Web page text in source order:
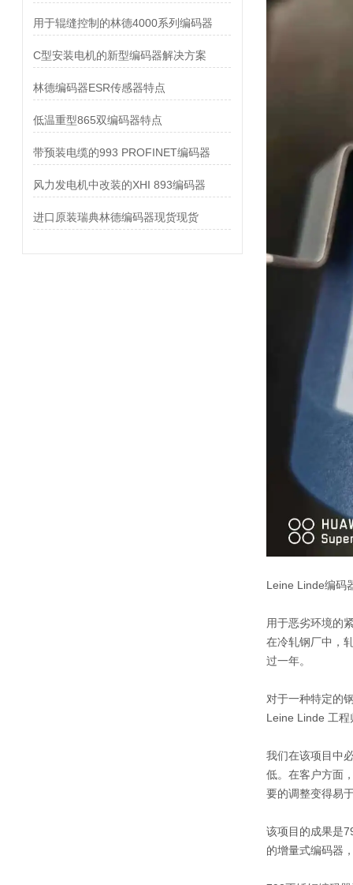
用于辊缝控制的林德4000系列编码器
C型安装电机的新型编码器解决方案
林德编码器ESR传感器特点
低温重型865双编码器特点
带预装电缆的993 PROFINET编码器
风力发电机中改装的XHI 893编码器
进口原装瑞典林德编码器现货现货
Leine Linde编码
用于恶劣环境的
在冷轧钢厂中，
过一年。
对于一种特定的
Leine Linde 工
我们在该项目中
低。在客户方面
要的调整变得易
该项目的成果是
的增量式编码器